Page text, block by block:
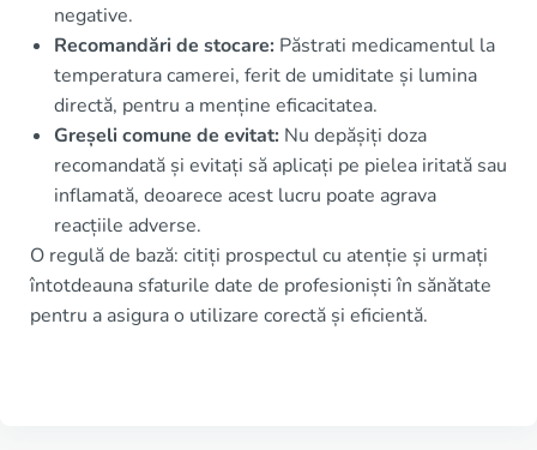
negative.
Recomandări de stocare: Păstrati medicamentul la
temperatura camerei, ferit de umiditate și lumina
directă, pentru a menține eficacitatea.
Greșeli comune de evitat: Nu depășiți doza
recomandată și evitați să aplicați pe pielea iritată sau
inflamată, deoarece acest lucru poate agrava
reacțiile adverse.
O regulă de bază: citiți prospectul cu atenție și urmați
întotdeauna sfaturile date de profesioniști în sănătate
pentru a asigura o utilizare corectă și eficientă.